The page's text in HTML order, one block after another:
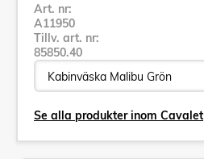
Art. nr:
A11950
Tillv. art. nr:
85850.40
Se alla produkter inom Cavalet